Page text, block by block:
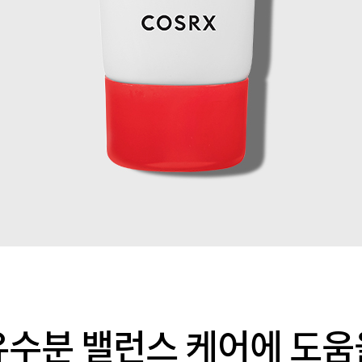
분 밸런스 케어에 도